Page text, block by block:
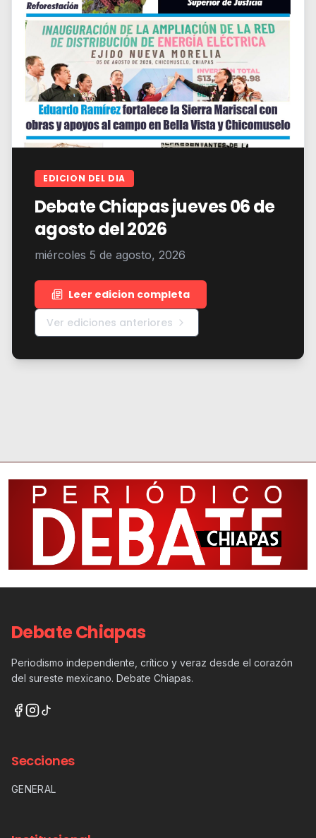
EDICION DEL DIA
Debate Chiapas jueves 06 de
agosto del 2026
miércoles 5 de agosto, 2026
Leer edicion completa
Ver ediciones anteriores
Debate Chiapas
Periodismo independiente, crítico y veraz desde el corazón
del sureste mexicano. Debate Chiapas.
Secciones
GENERAL